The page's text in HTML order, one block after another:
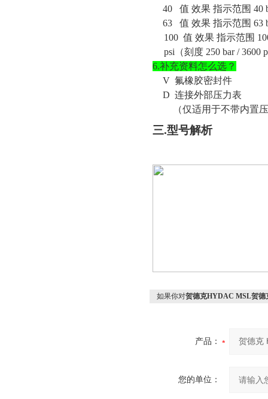
40 值 效果 指示范围 40
63 值 效果 指示范围 63
100 值 效果 指示范围
psi（刻度 250 bar / 3600
6.补充资料怎么选？
V 氟橡胶密封件
D 连接外部压力表
（仅适用于不带内置
三.型号解析
如果你对贺德克HYDAC MSL贺德
产品：
您的单位：